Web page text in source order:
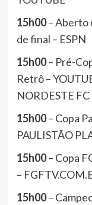
15h00– Aberto
de final – ESPN
15h00– Pré-
Retrô –
NORDESTE FC
15h00– Copa
PAULISTÃO
15h00– Copa
–
15h00–